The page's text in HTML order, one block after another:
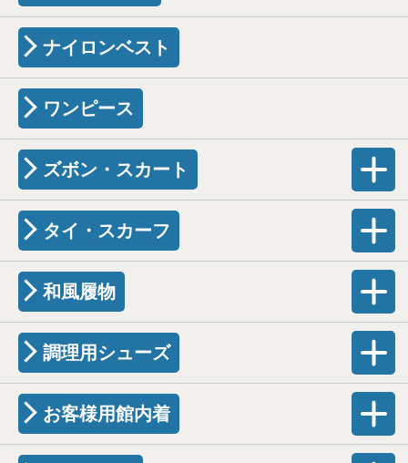
ナイロンベスト
ワンピース
ズボン・スカート
タイ・スカーフ
和風履物
調理用シューズ
お客様用館内着